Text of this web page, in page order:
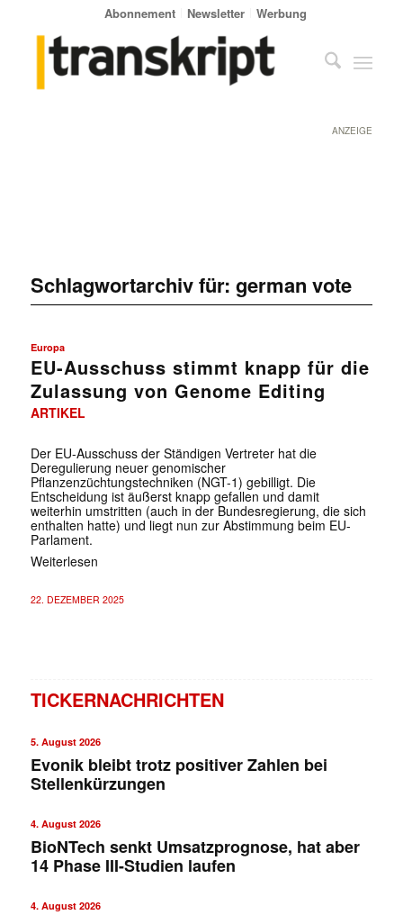
Abonnement Newsletter Werbung
ANZEIGE
Schlagwortarchiv für: german vote
Europa
EU-Ausschuss stimmt knapp für die
Zulassung von Genome Editing
ARTIKEL
Der EU-Ausschuss der Ständigen Vertreter hat die
Deregulierung neuer genomischer
Pflanzenzüchtungstechniken (NGT-1) gebilligt. Die
Entscheidung ist äußerst knapp gefallen und damit
weiterhin umstritten (auch in der Bundesregierung, die sich
enthalten hatte) und liegt nun zur Abstimmung beim EU-
Parlament.
Weiterlesen
22. DEZEMBER 2025
TICKERNACHRICHTEN
5. August 2026
Evonik bleibt trotz positiver Zahlen bei
Stellenkürzungen
4. August 2026
BioNTech senkt Umsatzprognose, hat aber
14 Phase III-Studien laufen
4. August 2026